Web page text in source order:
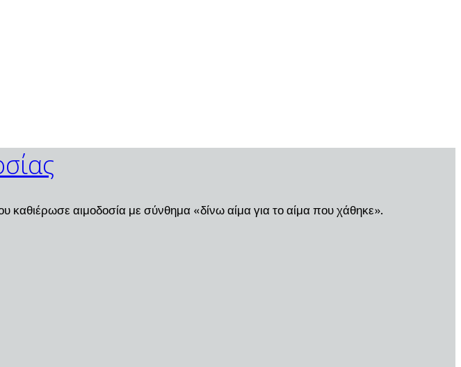
αιμοδοσία με σύνθημα «δίνω αίμα για το αίμα που χάθηκε».